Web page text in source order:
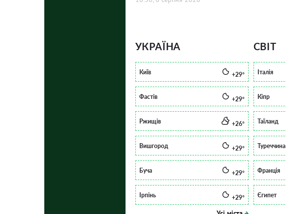
УКРАЇНА
Київ +29°
Фастів +29°
Ржищів +26°
Вишгород +29°
Буча +29°
Ірпінь +29°
СВІТ
Італія
Кіпр
Таїланд
Туреччина
Франція
Єгипет